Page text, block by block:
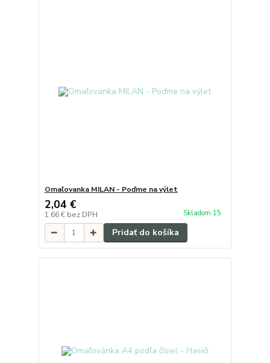
Omaľovanka MILAN - Poďme na výlet
2,04 €
1,66 € bez DPH Skladom 15
Pridať do košíka